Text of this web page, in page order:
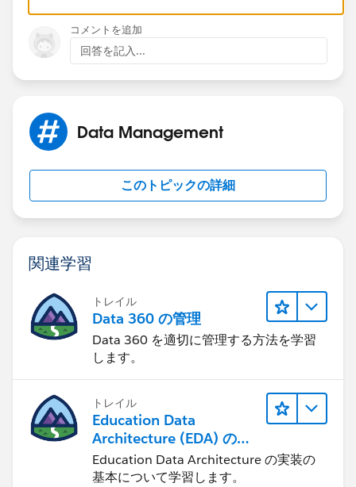
コメントを追加
回答を記入...
Data Management
このトピックの詳細
関連学習
トレイル
Data 360 の管理
Data 360 を適切に管理する方法を学習
します。
トレイル
Education Data
Architecture (EDA) の管
理
Education Data Architecture の実装の
基本について学習します。